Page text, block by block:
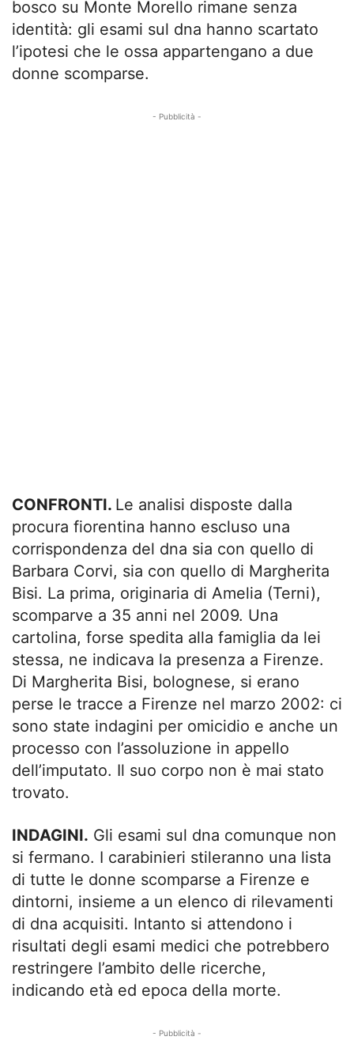
bosco su Monte Morello rimane senza
identità: gli esami sul dna hanno scartato
l’ipotesi che le ossa appartengano a due
donne scomparse.
- Pubblicità -
CONFRONTI. Le analisi disposte dalla
procura fiorentina hanno escluso una
corrispondenza del dna sia con quello di
Barbara Corvi, sia con quello di Margherita
Bisi. La prima, originaria di Amelia (Terni),
scomparve a 35 anni nel 2009. Una
cartolina, forse spedita alla famiglia da lei
stessa, ne indicava la presenza a Firenze.
Di Margherita Bisi, bolognese, si erano
perse le tracce a Firenze nel marzo 2002: ci
sono state indagini per omicidio e anche un
processo con l’assoluzione in appello
dell’imputato. Il suo corpo non è mai stato
trovato.
INDAGINI. Gli esami sul dna comunque non
si fermano. I carabinieri stileranno una lista
di tutte le donne scomparse a Firenze e
dintorni, insieme a un elenco di rilevamenti
di dna acquisiti. Intanto si attendono i
risultati degli esami medici che potrebbero
restringere l’ambito delle ricerche,
indicando età ed epoca della morte.
- Pubblicità -